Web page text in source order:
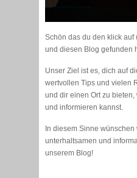
Schön das du den klick auf
und diesen Blog gefunden
Unser Ziel ist es, dich auf
wertvollen Tips und vielen
und dir einen Ort zu
und informieren kannst.
In diesem Sinne wünschen
unterhaltsamen und
unserem Blog!